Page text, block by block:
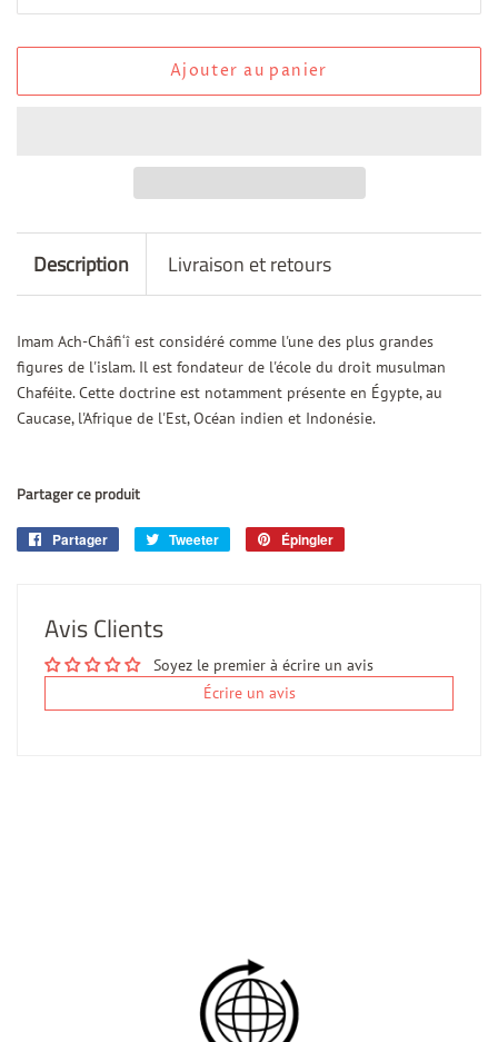
Ajouter au panier
Description Livraison et retours
Imam Ach-Châfi‘î est considéré comme l'une des plus grandes
figures de l'islam. Il est fondateur de l'école du droit musulman
Chaféite. Cette doctrine est notamment présente en Égypte, au
Caucase, l'Afrique de l'Est, Océan indien et Indonésie.
Partager ce produit
Partager
PartagerTweeter
Tweeter
Épingler
Avis Clients
Soyez le premier à écrire un avis
Écrire un avis